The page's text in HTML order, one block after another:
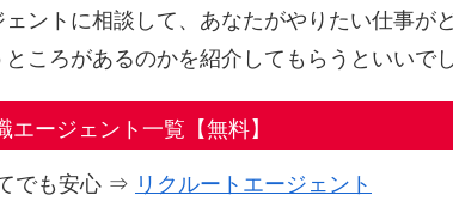
ントに相談して、あなたがやりたい仕事が
ころがあるのかを紹介してもらうといいでし
エージェント一覧【無料】
でも安心 ⇒ リクルートエージェント